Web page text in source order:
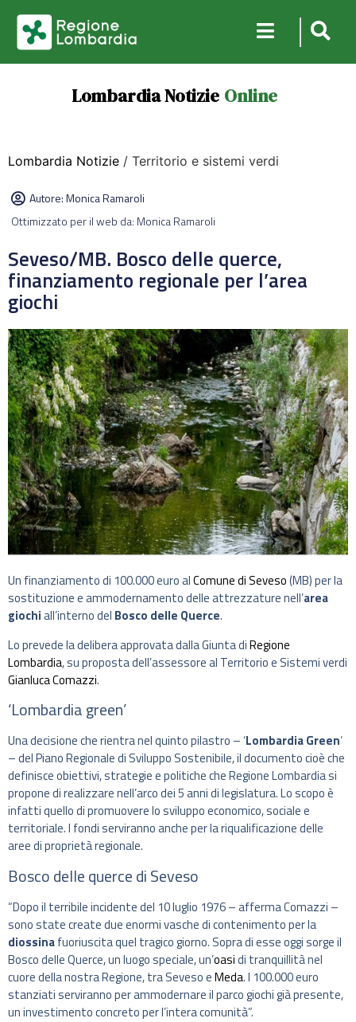
Lombardia Notizie Online
Lombardia Notizie / Territorio e sistemi verdi
Autore:Monica Ramaroli
Ottimizzato per il web da: Monica Ramaroli
Seveso/MB. Bosco delle querce,
finanziamento regionale per l’area
giochi
Un finanziamento di 100.000 euro alComune di Seveso(MB) per la
sostituzione e ammodernamento delle attrezzature nell’area
giochiall’interno del Bosco delle Querce.
Lo prevede la delibera approvata dalla Giunta diRegione
Lombardia, su proposta dell’assessore al Territorio e Sistemi verdi
Gianluca Comazzi.
‘Lombardia green’
Una decisione che rientra nel quinto pilastro – ‘Lombardia Green‘
– del Piano Regionale di Sviluppo Sostenibile, il documento cioè che
definisce obiettivi, strategie e politiche che Regione Lombardia si
propone di realizzare nell’arco dei 5 anni di legislatura. Lo scopo è
infatti quello di promuovere lo sviluppo economico, sociale e
territoriale. I fondi serviranno anche per la riqualificazione delle
aree di proprietà regionale.
Bosco delle querce di Seveso
“Dopo il terribile incidente del 10 luglio 1976 – afferma Comazzi –
sono state create due enormi vasche di contenimento per la
diossinafuoriuscita quel tragico giorno. Sopra di esse oggi sorge il
Bosco delle Querce, un luogo speciale, un’oasidi tranquillità nel
cuore della nostra Regione, tra Seveso eMeda. I 100.000 euro
stanziati serviranno per ammodernare il parco giochi già presente,
un investimento concreto per l’intera comunità”.